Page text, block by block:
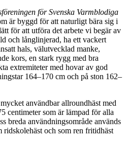
för Svenska Varmblodiga
är byggd för att naturligt bära sig i
för att utföra det arbete vi begär av
och långlinjerad, ha ett vackert
hals, välutvecklad manke,
kors, en stark rygg med bra
extremiteter med hovar av god
164–170 cm och på ston 162–
användbar allroundhäst med
centimeter som är lämpad för alla
breda användningsområde används
ridskolehäst och som ren fritidhäst